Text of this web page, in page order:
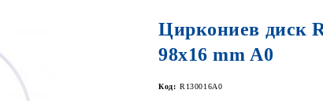
Циркониев диск
98x16 mm A0
Код: R130016A0